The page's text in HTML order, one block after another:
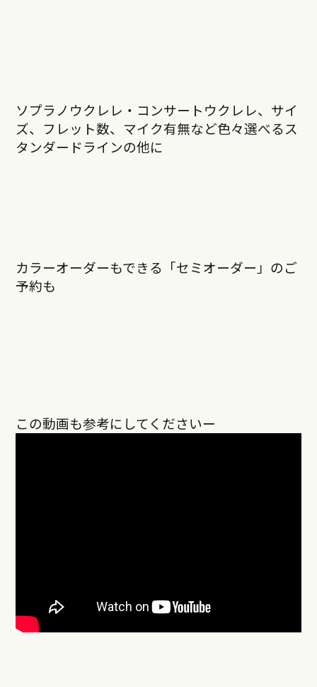
ソプラノウクレレ・コンサートウクレレ、サイ
ズ、フレット数、マイク有無など色々選べるス
タンダードラインの他に
カラーオーダーもできる「セミオーダー」のご
予約も
この動画も参考にしてくださいー